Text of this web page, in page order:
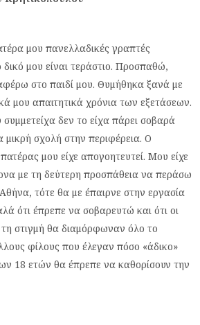
μου πανελλαδικές γραπτές
δικό μου είναι τεράστιο. Προσπαθώ,
στο παιδί μου. Θυμήθηκα ξανά με
μου απαιτητικά χρόνια των εξετάσεων.
δεν το είχα πάρει σοβαρά
μικρή σχολή στην περιφέρεια. Ο
μου είχε απογοητευτεί. Μου είχε
με τη δεύτερη προσπάθεια να περάσω
τότε θα με έπαιρνε στην εργασία
ότι έπρεπε να σοβαρευτώ και ότι οι
στιγμή θα διαμόρφωναν όλο το
φίλους που έλεγαν πόσο «άδικο»
18 ετών θα έπρεπε να καθορίσουν την